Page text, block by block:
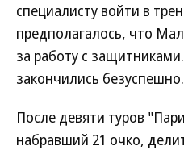
специалисту войти в
предполагалось, что
за работу с
закончились безуспешно.
После девяти туров
набравший 21 очко,